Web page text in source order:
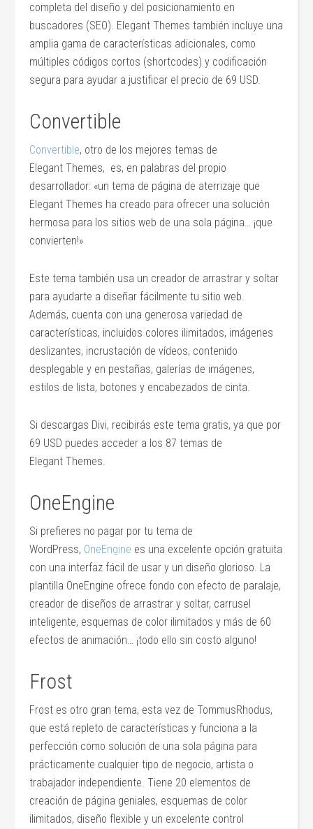
completa del diseño y del posicionamiento en
buscadores (SEO). Elegant Themes también incluye una
amplia gama de características adicionales, como
múltiples códigos cortos (shortcodes) y codificación
segura para ayudar a justificar el precio de 69 USD.
Convertible
Convertible, otro de los mejores temas de
Elegant Themes, es, en palabras del propio
desarrollador: «un tema de página de aterrizaje que
Elegant Themes ha creado para ofrecer una solución
hermosa para los sitios web de una sola página… ¡que
convierten!»
Este tema también usa un creador de arrastrar y soltar
para ayudarte a diseñar fácilmente tu sitio web.
Además, cuenta con una generosa variedad de
características, incluidos colores ilimitados, imágenes
deslizantes, incrustación de vídeos, contenido
desplegable y en pestañas, galerías de imágenes,
estilos de lista, botones y encabezados de cinta.
Si descargas Divi, recibirás este tema gratis, ya que por
69 USD puedes acceder a los 87 temas de
Elegant Themes.
OneEngine
Si prefieres no pagar por tu tema de
WordPress, OneEngine es una excelente opción gratuita
con una interfaz fácil de usar y un diseño glorioso. La
plantilla OneEngine ofrece fondo con efecto de paralaje,
creador de diseños de arrastrar y soltar, carrusel
inteligente, esquemas de color ilimitados y más de 60
efectos de animación… ¡todo ello sin costo alguno!
Frost
Frost es otro gran tema, esta vez de TommusRhodus,
que está repleto de características y funciona a la
perfección como solución de una sola página para
prácticamente cualquier tipo de negocio, artista o
trabajador independiente. Tiene 20 elementos de
creación de página geniales, esquemas de color
ilimitados, diseño flexible y un excelente control